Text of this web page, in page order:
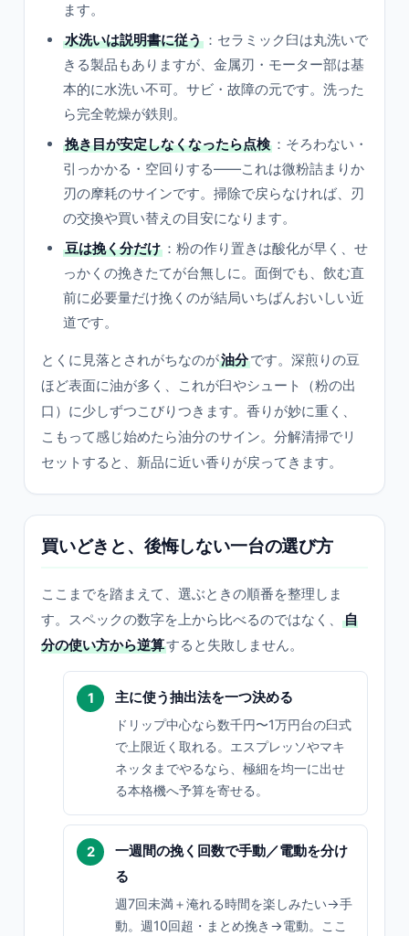
ます。
水洗いは説明書に従う ：セラミック臼は丸洗いで
きる製品もありますが、金属刃・モーター部は基
本的に水洗い不可。サビ・故障の元です。洗った
ら完全乾燥が鉄則。
挽き目が安定しなくなったら点検 ：そろわない・
引っかかる・空回りする——これは微粉詰まりか
刃の摩耗のサインです。掃除で戻らなければ、刃
の交換や買い替えの目安になります。
豆は挽く分だけ ：粉の作り置きは酸化が早く、せ
っかくの挽きたてが台無しに。面倒でも、飲む直
前に必要量だけ挽くのが結局いちばんおいしい近
道です。
とくに見落とされがちなのが油分です。深煎りの豆
ほど表面に油が多く、これが臼やシュート（粉の出
口）に少しずつこびりつきます。香りが妙に重く、
こもって感じ始めたら油分のサイン。分解清掃でリ
セットすると、新品に近い香りが戻ってきます。
買いどきと、後悔しない一台の選び方
ここまでを踏まえて、選ぶときの順番を整理しま
す。スペックの数字を上から比べるのではなく、
自
分の使い方から逆算すると失敗しません。
主に使う抽出法を一つ決める
ドリップ中心なら数千円〜1万円台の臼式
で上限近く取れる。エスプレッソやマキ
ネッタまでやるなら、極細を均一に出せ
る本格機へ予算を寄せる。
一週間の挽く回数で手動／電動を分け
る
週7回未満＋淹れる時間を楽しみたい→手
動。週10回超・まとめ挽き→電動。ここ